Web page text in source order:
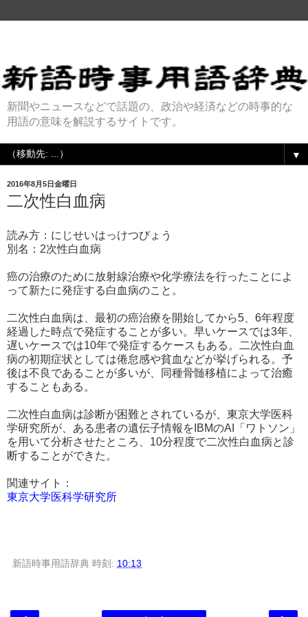
新聞やニュースなどで話題の、政治や経済などの時事的な
用語の意味を解説するサイトです。
▼
2016年8月5日金曜日
二次性白血病
読み方：にじせいはっけつびょう
別名：2次性白血病
癌の治療のために放射線治療や化学療法を行ったことによ
って新たに発症する白血病のこと。
二次性白血病は、最初の癌治療を開始してから5、6年程度
経過した時点で発症することが多い。早いケースでは3年、
遅いケースでは10年で発症するケースもある。二次性白血
病の初期症状としては倦怠感や貧血などが挙げられる。予
後は不良であることが多いが、同種骨髄移植によって治癒
することもある。
二次性白血病は診断が困難とされているが、東京大学医科
学研究所が、ある患者の遺伝子情報をIBMのAI「ワトソン」
を用いて分析させたところ、10分程度で二次性白血病と診
断することができた。
関連サイト：
東京大学医科学研究所
新語時事用語辞典 時刻: 10:13